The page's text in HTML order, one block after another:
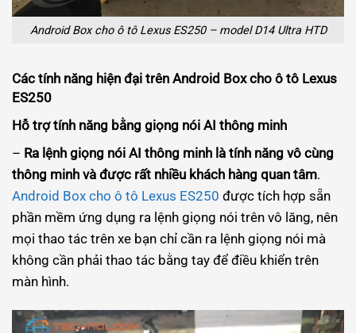
Android Box cho ô tô Lexus ES250 – model D14 Ultra HTD
Các tính năng hiện đại trên Android Box cho ô tô Lexus
ES250
Hỗ trợ tính năng bằng giọng nói AI thông minh
– Ra lệnh giọng nói AI thông minh là tính năng vô cùng
thông minh và được rất nhiều khách hàng quan tâm.
Android Box cho ô tô Lexus ES250 được tích hợp sẵn
phần mềm ứng dụng ra lệnh giọng nói trên vô lăng, nên
mọi thao tác trên xe bạn chỉ cần ra lệnh giọng nói mà
không cần phải thao tác bằng tay để điều khiển trên
màn hình.